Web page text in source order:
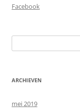
Facebook
naar:
ARCHIEVEN
mei 2019